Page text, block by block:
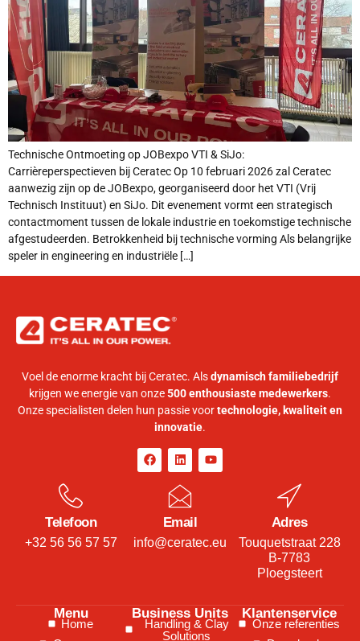
Technische Ontmoeting op JOBexpo VTI & SiJo:
Carrièreperspectieven bij Ceratec Op 10 februari 2026 zal Ceratec
aanwezig zijn op de JOBexpo, georganiseerd door het VTI (Vrij
Technisch Instituut) en SiJo. Dit evenement vormt een strategisch
contactmoment tussen de lokale industrie en toekomstige technische
afgestudeerden. Betrokkenheid bij technische vorming Als belangrijke
speler in engineering en industriële […]
Voel de enorme kracht bij Ceratec. Alsdynamisch familiebedrijf
krijgen we energie van onze500 enthousiaste medewerkers.
Onze specialisten delen hun passie voortechnologie, kwaliteit en
innovatie.
Telefoon
+32 56 56 57 57
Email
info@ceratec.eu
Adres
Touquetstraat 228
B-7783
Ploegsteert
Menu
Home
Business Units
Handling & Clay
Solutions
Klantenservice
Onze referenties